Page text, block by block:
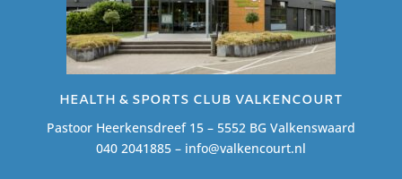
HEALTH & SPORTS CLUB VALKENCOURT
Pastoor Heerkensdreef 15 – 5552 BG Valkenswaard
040 2041885 – info@valkencourt.nl